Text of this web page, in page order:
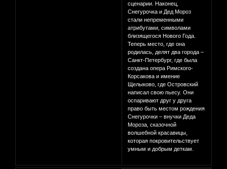
сценарии. Наконец,
Снегурочка и Дед Мороз
стали непременными
атрибутами, символами
близящегося Нового Года.
Теперь место, где она
родилась, делят два города –
Санкт-Петербург, где была
создана опера Римского-
Корсакова и имение
Щелыково, где Островский
написал свою пьесу. Они
оспаривают друг у друга
право быть местом рождения
Снегурочки – внучки Деда
Мороза, сказочной
волшебной красавицы,
которая покровительствует
умным и добрым деткам.